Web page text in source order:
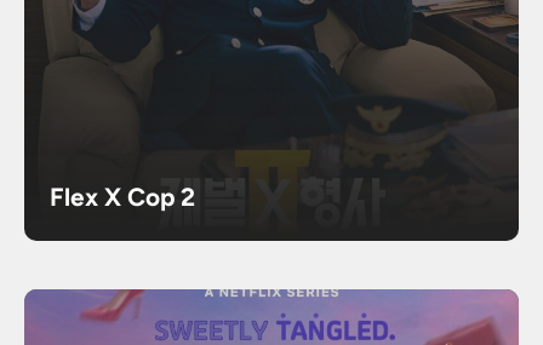
Flex X Cop 2